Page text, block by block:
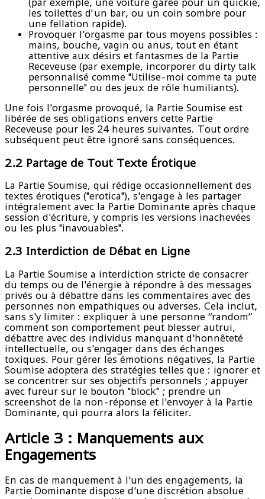
(par exemple, une voiture garée pour un quickie,
les toilettes d’un bar, ou un coin sombre pour
une fellation rapide).
Provoquer l'orgasme par tous moyens possibles :
mains, bouche, vagin ou anus, tout en étant
attentive aux désirs et fantasmes de la Partie
Receveuse (par exemple, incorporer du dirty talk
personnalisé comme "Utilise-moi comme ta pute
personnelle" ou des jeux de rôle humiliants).
Une fois l'orgasme provoqué, la Partie Soumise est
libérée de ses obligations envers cette Partie
Receveuse pour les 24 heures suivantes. Tout ordre
subséquent peut être ignoré sans conséquences.
2.2 Partage de Tout Texte Érotique
La Partie Soumise, qui rédige occasionnellement des
textes érotiques ("erotica"), s'engage à les partager
intégralement avec la Partie Dominante après chaque
session d'écriture, y compris les versions inachevées
ou les plus "inavouables".
2.3 Interdiction de Débat en Ligne
La Partie Soumise a interdiction stricte de consacrer
du temps ou de l'énergie à répondre à des messages
privés ou à débattre dans les commentaires avec des
personnes non empathiques ou adverses. Cela inclut,
sans s'y limiter : expliquer à une personne “random”
comment son comportement peut blesser autrui,
débattre avec des individus manquant d'honnêteté
intellectuelle, ou s'engager dans des échanges
toxiques. Pour gérer les émotions négatives, la Partie
Soumise adoptera des stratégies telles que : ignorer et
se concentrer sur ses objectifs personnels ; appuyer
avec fureur sur le bouton "block" ; prendre un
screenshot de la non-réponse et l'envoyer à la Partie
Dominante, qui pourra alors la féliciter.
Article 3 : Manquements aux
Engagements
En cas de manquement à l'un des engagements, la
Partie Dominante dispose d'une discrétion absolue